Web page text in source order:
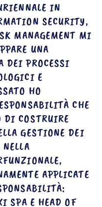
IN
SECURITY,
MANAGEMENT MI
UNA
DEI PROCESSI
E
HO
CHE
DI COSTRUIRE
GESTIONE DEI
APPLICATE
SPA E HEAD OF